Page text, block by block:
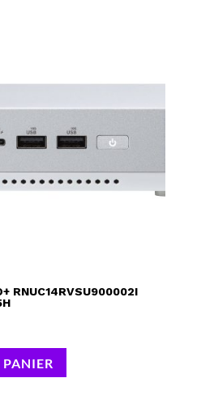
RNUC14RVSU900002I